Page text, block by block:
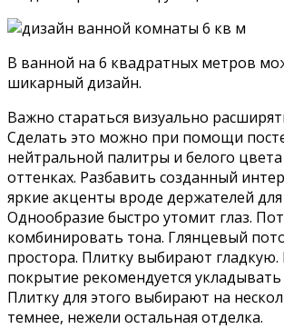
В ванной на 6 квадратных метров
шикарный дизайн.
Важно стараться визуально
Сделать это можно при помощи
нейтральной палитры и белого
оттенках. Разбавить созданный
яркие акценты вроде держателей
Однообразие быстро утомит глаз.
комбинировать тона. Глянцевый
простора. Плитку выбирают
покрытие рекомендуется
Плитку для этого выбирают на
темнее, нежели остальная отделка.